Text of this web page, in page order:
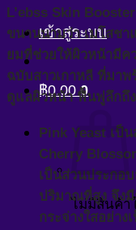
เข้าสู่ระบบ
฿0.00 0
ไม่มีสินค้า
L’ebss Skin
ขนานนามว่า เมโสชา
ยมที่ช่วยให้ผิวหน้ามีค
ฉบับสาวเกาหลี ที่มา
ดูแลผิวหน้า ฟื้นฟูลึกถึ
Pink Yeast เป็
Cherry
เป็นส่วนประกอ
ปริมาณที่สูง จึง
กระจ่างใสอย่าง